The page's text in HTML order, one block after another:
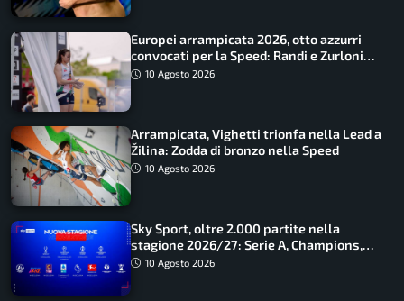
Europei arrampicata 2026, otto azzurri
convocati per la Speed: Randi e Zurloni
guidano l’Italia
10 Agosto 2026
Arrampicata, Vighetti trionfa nella Lead a
Žilina: Zodda di bronzo nella Speed
10 Agosto 2026
Sky Sport, oltre 2.000 partite nella
stagione 2026/27: Serie A, Champions,
Premier e tutte le novità
10 Agosto 2026